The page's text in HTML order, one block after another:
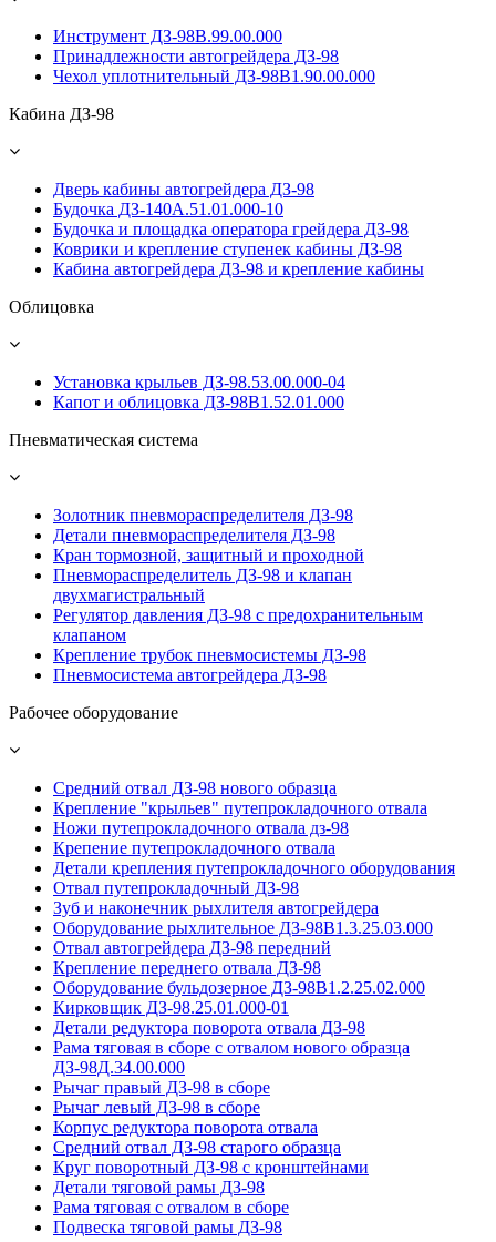
Инструмент ДЗ-98В.99.00.000
Принадлежности автогрейдера ДЗ-98
Чехол уплотнительный ДЗ-98В1.90.00.000
Кабина ДЗ-98
Дверь кабины автогрейдера ДЗ-98
Будочка ДЗ-140А.51.01.000-10
Будочка и площадка оператора грейдера ДЗ-98
Коврики и крепление ступенек кабины ДЗ-98
Кабина автогрейдера ДЗ-98 и крепление кабины
Облицовка
Установка крыльев ДЗ-98.53.00.000-04
Капот и облицовка ДЗ-98В1.52.01.000
Пневматическая система
Золотник пневмораспределителя ДЗ-98
Детали пневмораспределителя ДЗ-98
Кран тормозной, защитный и проходной
Пневмораспределитель ДЗ-98 и клапан
двухмагистральный
Регулятор давления ДЗ-98 с предохранительным
клапаном
Крепление трубок пневмосистемы ДЗ-98
Пневмосистема автогрейдера ДЗ-98
Рабочее оборудование
Средний отвал ДЗ-98 нового образца
Крепление "крыльев" путепрокладочного отвала
Ножи путепрокладочного отвала дз-98
Крепение путепрокладочного отвала
Детали крепления путепрокладочного оборудования
Отвал путепрокладочный ДЗ-98
Зуб и наконечник рыхлителя автогрейдера
Оборудование рыхлительное ДЗ-98В1.3.25.03.000
Отвал автогрейдера ДЗ-98 передний
Крепление переднего отвала ДЗ-98
Оборудование бульдозерное ДЗ-98В1.2.25.02.000
Кирковщик ДЗ-98.25.01.000-01
Детали редуктора поворота отвала ДЗ-98
Рама тяговая в сборе с отвалом нового образца
ДЗ-98Д.34.00.000
Рычаг правый ДЗ-98 в сборе
Рычаг левый ДЗ-98 в сборе
Корпус редуктора поворота отвала
Средний отвал ДЗ-98 старого образца
Круг поворотный ДЗ-98 с кронштейнами
Детали тяговой рамы ДЗ-98
Рама тяговая с отвалом в сборе
Подвеска тяговой рамы ДЗ-98